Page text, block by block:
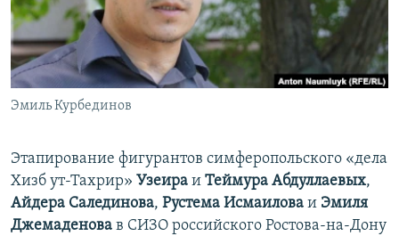
ПОБЕДИТЕЛЕЙ НЕ СУДЯТ?
КРЫМ.НЕПОКОРЕННЫЙ
ELIFBE
УКРАИНСКАЯ ПРОБЛЕМА КРЫМА
ПРИСОЕДИНЯЙТЕСЬ!
Эмиль Курбединов
Этапирование фигурантов симферопольского «дела
Хизб ут-Тахрир» Узеира и Теймура Абдуллаевых,
Айдера Салединова, Рустема Исмаилова и Эмиля
Джемаденова в СИЗО российского Ростова-на-Дону